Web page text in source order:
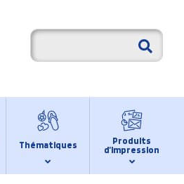
Thématiques
Produits
d’impression